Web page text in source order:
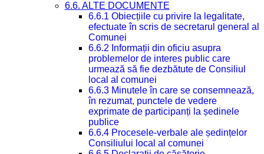
6.6. ALTE DOCUMENTE
6.6.1 Obiecțiile cu privire la legalitate,
efectuate în scris de secretarul general al
Comunei
6.6.2 Informații din oficiu asupra
problemelor de interes public care
urmează să fie dezbătute de Consiliul
local al comunei
6.6.3 Minutele în care se consemnează,
în rezumat, punctele de vedere
exprimate de participanți la ședinele
publice
6.6.4 Procesele-verbale ale ședințelor
Consiliului local al comunei